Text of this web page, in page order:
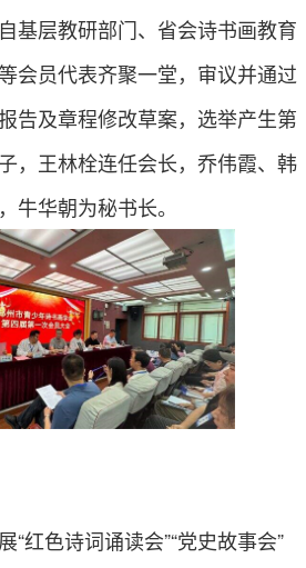
基层教研部门、省会诗书画教育
会员代表齐聚一堂，审议并通过
告及章程修改草案，选举产生第
，王林栓连任会长，乔伟霞、韩
牛华朝为秘书长。
“红色诗词诵读会”“党史故事会”